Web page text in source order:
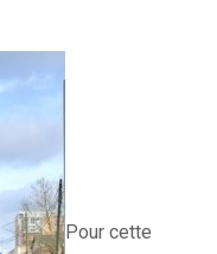
Pour cette